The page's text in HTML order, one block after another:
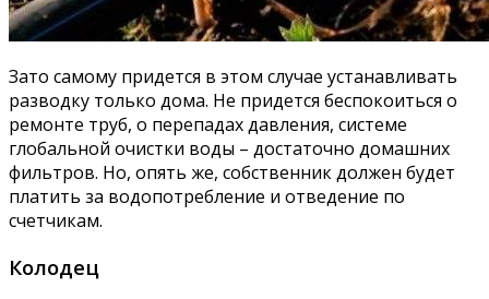
Зато самому придется в этом случае устанавливать
разводку только дома. Не придется беспокоиться о
ремонте труб, о перепадах давления, системе
глобальной очистки воды – достаточно домашних
фильтров. Но, опять же, собственник должен будет
платить за водопотребление и отведение по
счетчикам.
Колодец